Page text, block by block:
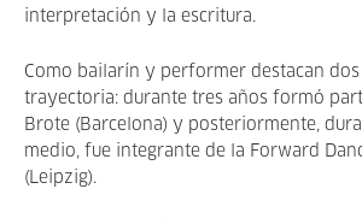
interpretación y la escritura.
Como bailarín y performer destacan dos
trayectoria: durante tres años formó
Brote (Barcelona) y posteriormente,
medio, fue integrante de la Forward
(Leipzig).